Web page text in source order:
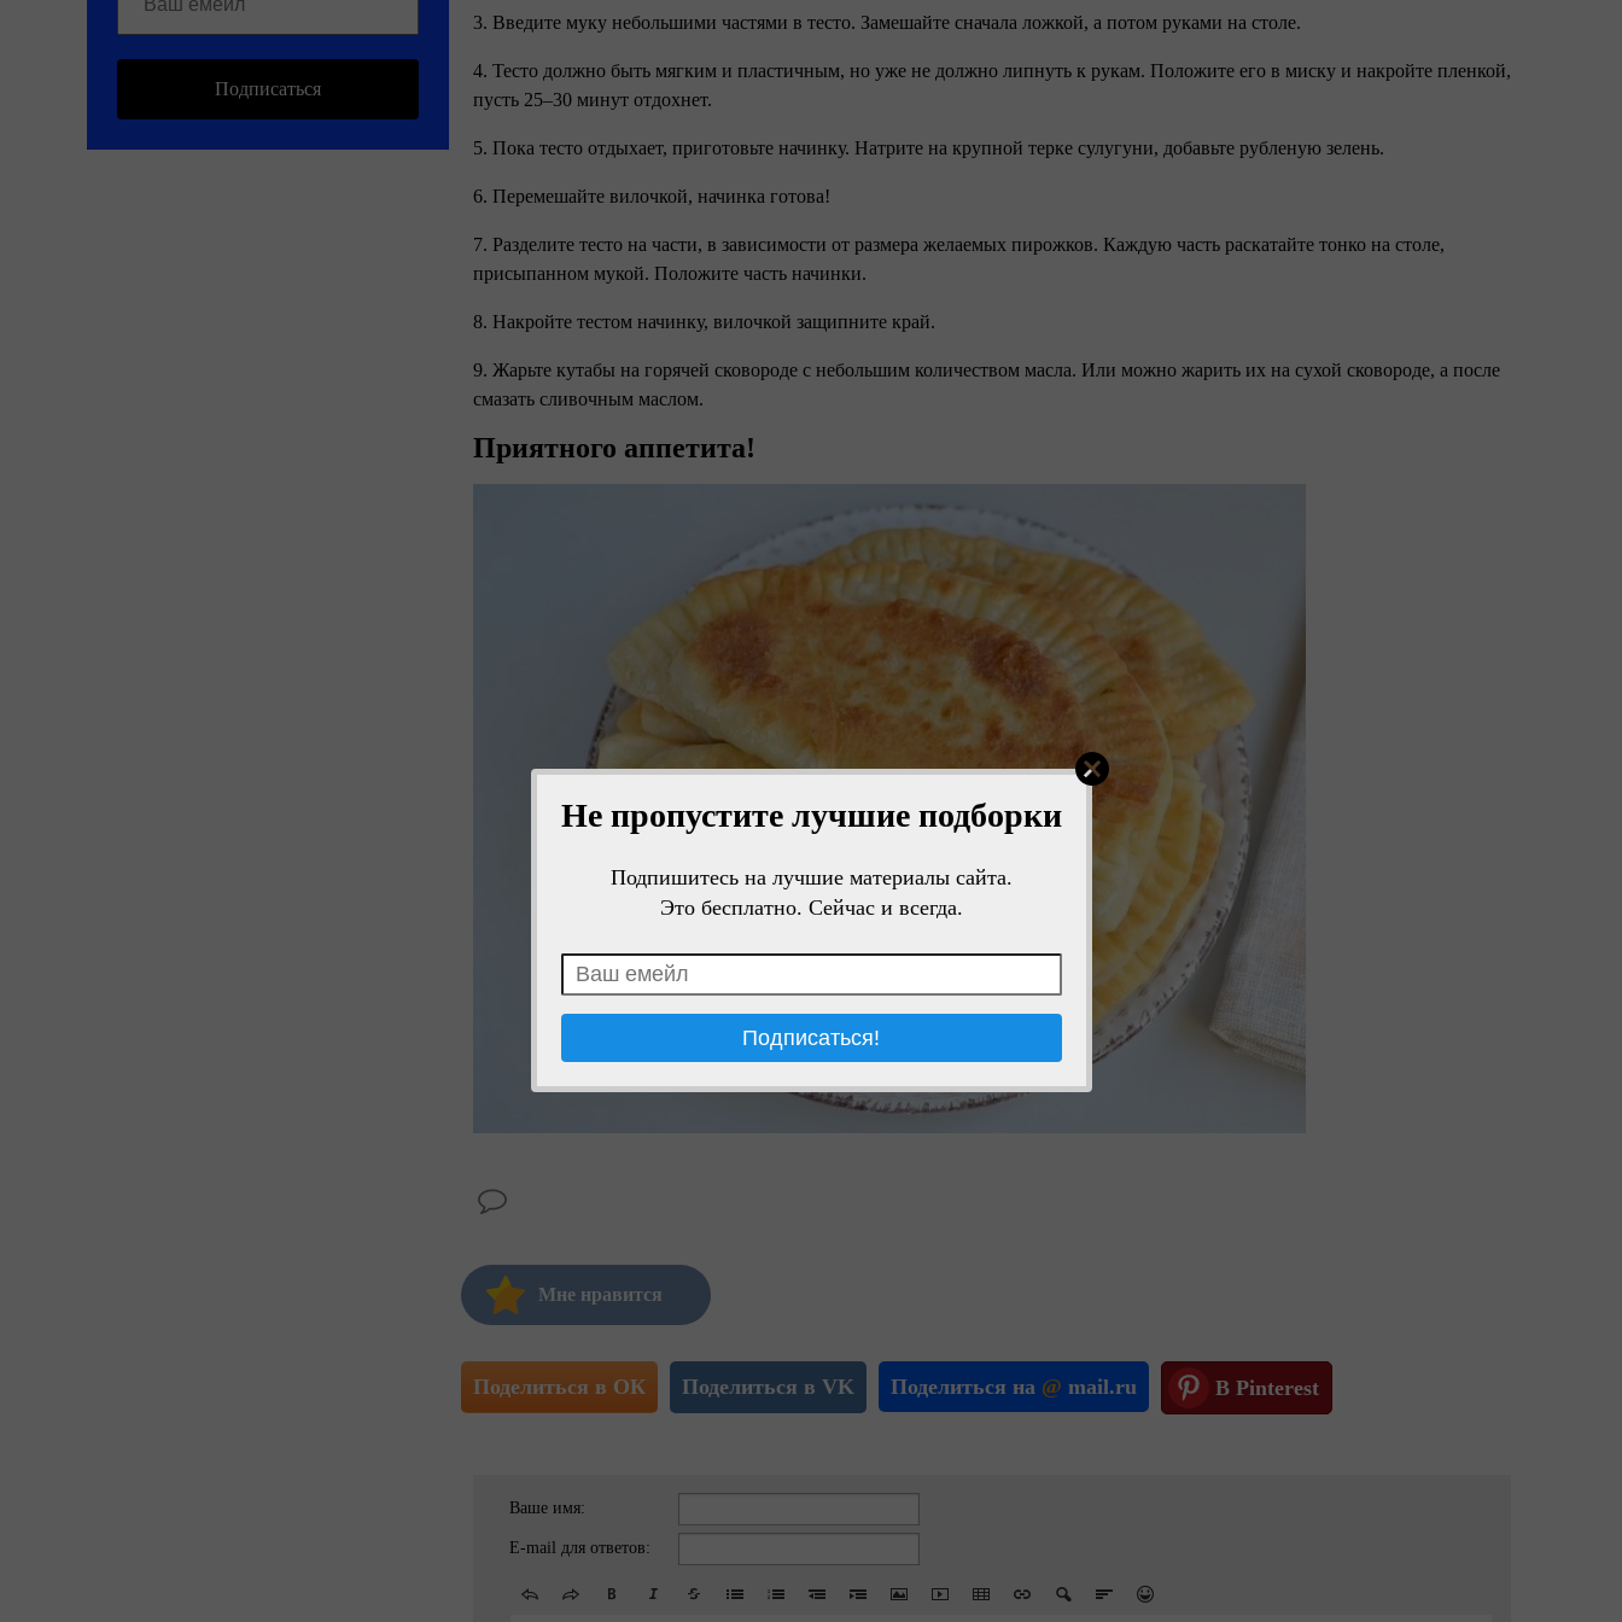
Не пропустите лучшие подборки
Подпишитесь на лучшие материалы сайта.
Это бесплатно. Сейчас и всегда.
Подписаться
3. Введите муку небольшими частями в тесто. Замешайте сначала ложкой, а потом руками на столе.
4. Тесто должно быть мягким и пластичным, но уже не должно липнуть к рукам. Положите его в миску и накройте пленкой,
пусть 25–30 минут отдохнет.
5. Пока тесто отдыхает, приготовьте начинку. Натрите на крупной терке сулугуни, добавьте рубленую зелень.
6. Перемешайте вилочкой, начинка готова!
7. Разделите тесто на части, в зависимости от размера желаемых пирожков. Каждую часть раскатайте тонко на столе,
присыпанном мукой. Положите часть начинки.
8. Накройте тестом начинку, вилочкой защипните край.
9. Жарьте кутабы на горячей сковороде с небольшим количеством масла. Или можно жарить их на сухой сковороде, а после
смазать сливочным маслом.
Приятного аппетита!
Мне нравится
Поделиться в ОК Поделиться в VK Поделиться на @ mail.ru В Pinterest
Ваше имя:
E-mail для ответов: